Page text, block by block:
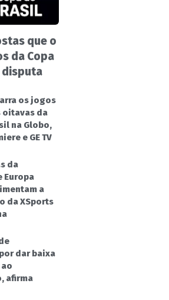
que o
da Copa
disputa
os jogos
oitavas da
na Globo,
e GE TV
da
Europa
a
da XSports
dar baixa
afirma